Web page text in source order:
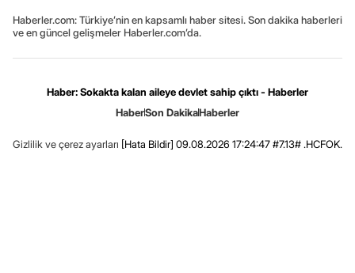
Haberler.com: Türkiye’nin en kapsamlı haber sitesi. Son dakika haberleri
ve en güncel gelişmeler Haberler.com’da.
Haber: Sokakta kalan aileye devlet sahip çıktı - Haberler
HaberSon DakikaHaberler
Gizlilik ve çerez ayarları [Hata Bildir] 09.08.2026 17:24:47 #7.13# .HCFOK.